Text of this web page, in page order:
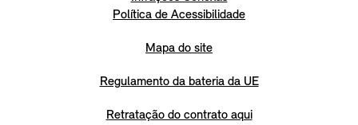
Política de Acessibilidade
Mapa do site
Regulamento da bateria da UE
Retratação do contrato aqui